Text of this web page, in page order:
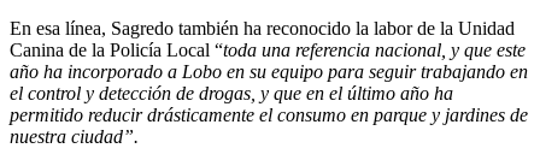
En esa línea, Sagredo también ha reconocido la labor de la Unidad
Canina de la Policía Local “toda una referencia nacional, y que este
año ha incorporado a Lobo en su equipo para seguir trabajando en
el control y detección de drogas, y que en el último año ha
permitido reducir drásticamente el consumo en parque y jardines de
nuestra ciudad”.